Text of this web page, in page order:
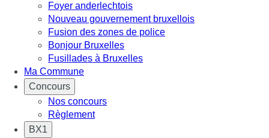
Foyer anderlechtois
Nouveau gouvernement bruxellois
Fusion des zones de police
Bonjour Bruxelles
Fusillades à Bruxelles
Ma Commune
Concours
Nos concours
Règlement
BX1